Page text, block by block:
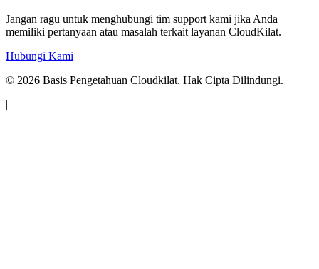
Jangan ragu untuk menghubungi tim support kami jika Anda
memiliki pertanyaan atau masalah terkait layanan CloudKilat.
Hubungi Kami
© 2026 Basis Pengetahuan Cloudkilat. Hak Cipta Dilindungi.
|